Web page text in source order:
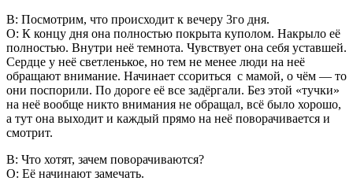
В: Посмотрим, что происходит к вечеру 3го дня.
О: К концу дня она полностью покрыта куполом. Накрыло её
полностью. Внутри неё темнота. Чувствует она себя уставшей.
Сердце у неё светленькое, но тем не менее люди на неё
обращают внимание. Начинает ссориться с мамой, о чём — то
они поспорили. По дороге её все задёргали. Без этой «тучки»
на неё вообще никто внимания не обращал, всё было хорошо,
а тут она выходит и каждый прямо на неё поворачивается и
смотрит.
В: Что хотят, зачем поворачиваются?
О: Её начинают замечать.